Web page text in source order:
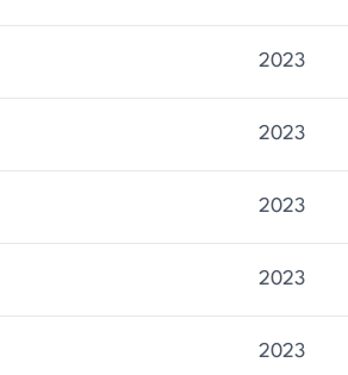
2023
2023
2023
2023
2023